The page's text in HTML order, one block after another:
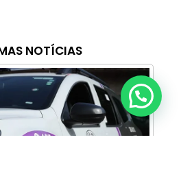
NOTÍCIAS
matéria